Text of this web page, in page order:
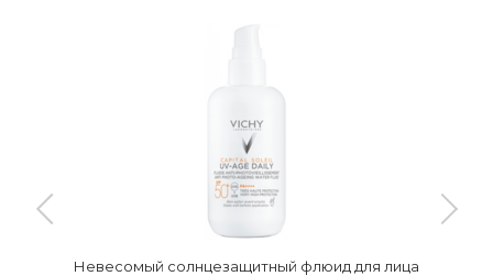
Невесомый солнцезащитный флюид для лица